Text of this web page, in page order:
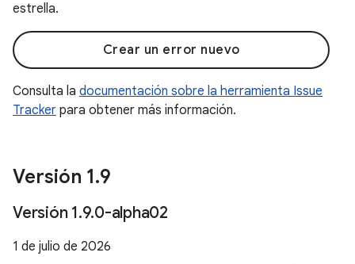
estrella.
Crear un error nuevo
Consulta la documentación sobre la herramienta Issue
Tracker para obtener más información.
Versión 1.9
Versión 1.9.0-alpha02
1 de julio de 2026